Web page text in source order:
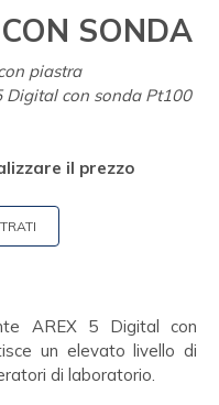
SONDA
piastra
Digital con sonda Pt100
il prezzo
AREX 5 Digital con
un elevato livello di
di laboratorio.